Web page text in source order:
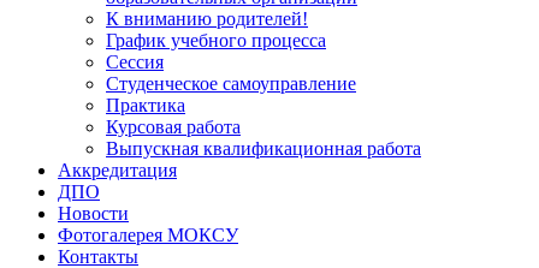
К вниманию родителей!
График учебного процесса
Сессия
Студенческое самоуправление
Практика
Курсовая работа
Выпускная квалификационная работа
Аккредитация
ДПО
Новости
Фотогалерея МОКСУ
Контакты